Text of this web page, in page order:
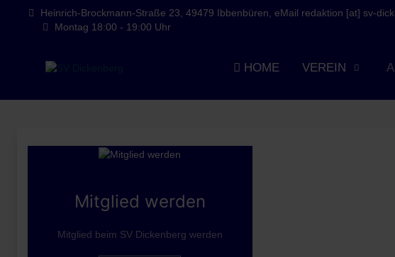
Heinrich-Brockmann-Straße 23, 49479 Ibbenbüren, eMail redaktion [at] sv-
Montag 18:00 - 19:00 Uhr
HOME VEREIN
Mitglied werden
Mitglied beim SV Dickenberg werden